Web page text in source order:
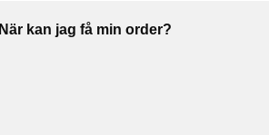
När kan jag få min order?